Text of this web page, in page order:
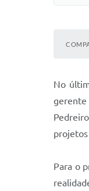
No
gerente
projetos
Para o